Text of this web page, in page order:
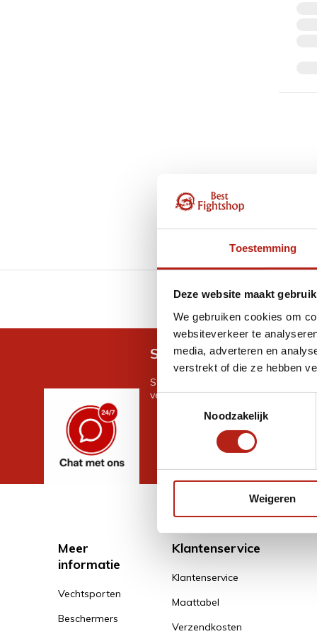
Toestemming
Deze website maakt
We gebruiken cookies om
websiteverkeer te
media, adverteren en
verstrekt of die ze hebben
Toestemmingsselectie
Noodzakelijk
Weigeren
GRATIS verzending v.a
Snel antwoord op je
Stel je vraag in de chat, en we
verder. 24/7
Meer
informatie
Vechtsporten
Beschermers
Klantenservice
Klantenservice
Maattabel
Verzendkosten